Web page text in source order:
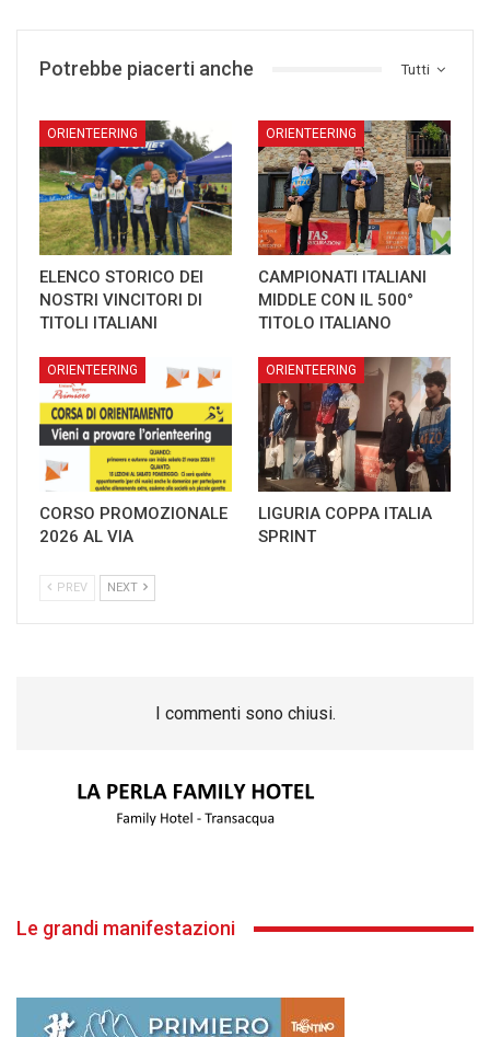
Tutti
Potrebbe piacerti anche
ORIENTEERING
ELENCO STORICO DEI
NOSTRI VINCITORI DI
TITOLI ITALIANI
ORIENTEERING
CAMPIONATI ITALIANI
MIDDLE CON IL 500°
TITOLO ITALIANO
ORIENTEERING
CORSO PROMOZIONALE
2026 AL VIA
ORIENTEERING
LIGURIA COPPA ITALIA
SPRINT
PREV NEXT
I commenti sono chiusi.
Le grandi manifestazioni